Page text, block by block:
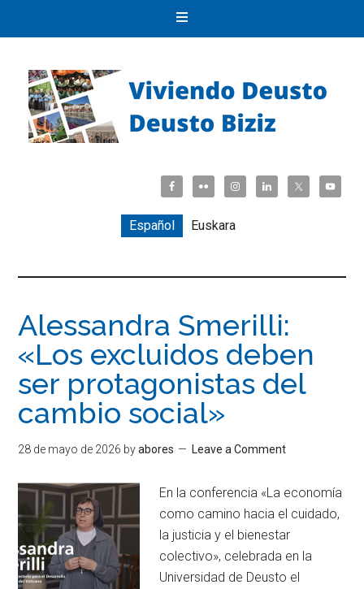
Español Euskara
Alessandra Smerilli:
«Los excluidos deben
ser protagonistas del
cambio social»
28 de mayo de 2026 byabores Leave a Comment
En la conferencia «La economía
como camino hacia el cuidado,
la justicia y el bienestar
colectivo», celebrada en la
Universidad de Deusto el